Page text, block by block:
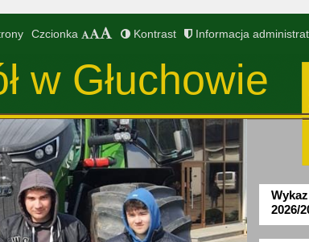
Czcionka Kontrast Informacja
w Głuchowie
2026/